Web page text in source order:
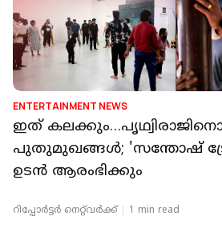
ENTERTAINMENT NEWS
ഇത്
പുതുമുഖങ്ങൾ; 'സന്തോഷ്
ഉടൻ ആരംഭിക്കും
റിപ്പോർട്ടർ നെറ്റ്‌വര്‍ക്ക്‌ 1 min read